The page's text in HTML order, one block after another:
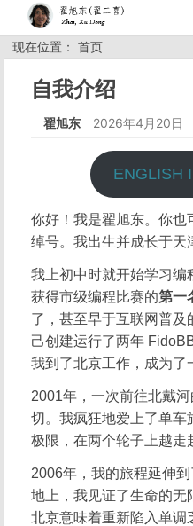
现在位置： 首页
自我介绍
翟旭东 2026年4月20日
ENGLISH
你好！我是翟旭东。你也
绰号。我出生并成长于天
我上初中时就开始学习编
获得市级编程比赛的第一
了，甚至早于互联网普及
己创建运行了两年
我到了北京工作，成为了
2001年，一次前往北戴
切。我疯狂地爱上了单
极限，在两个轮子上越走
2006年，我的旅程延伸
地上，我见证了生命的无
北京意味着重新陷入单调